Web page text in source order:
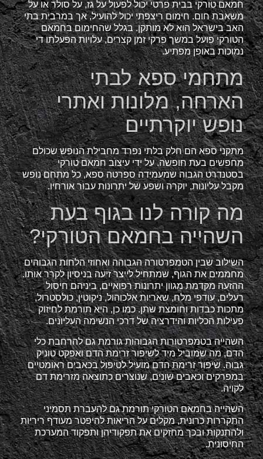
חמאם טורקי בבית פרטי יכול לפעול על גז, על סולר או על
משאבת חום. חימום ריצפתי יכול להועיל, אך במרבית בתי
האב בישראל הוא לא מותקן. בגלל שהחימום בחמאם
הטורקי פועל במשך פרקי זמן קצרים, עלויות הפעלתו די
נמוכות באופן מפתיע.
מתחמי ספא לבתי
הארחה, מלונות ואתרי
נופש יוקרתיים
מתקני ספא הם חלק בלתי נפרד מחבילת הנופש שכולם
מחפשים בעת חופשה. על ידי עיצוב חמאם טורקי
בסטנדרט הגבוה שמעמידה ספרטה ספא, כל מתחם נופש
מקבל עליונות, יוקרה ושפע של יתרונות עבור אורחיו.
מה קורה לנו בגוף בעת
השהייה בחמאם הטורקי?
השילוב שבין הטמפרטורה הגבוהה ואחוזי הלחות הגבוהים
מחממים את הגוף, שמתחיל לייצר זיעה בניסיון לקרר אותו.
ההזעה מקדמת מגוון יתרונות רפואיים, ביניהם חיסול
רעלים, עודפי מלח, שאריות אלכוהול, ניקוטין, כולסטרול,
מתכות כבדות וחומצת שתן. כמו כן, היא תורמת לחיזוק
פעילות הכליות והידרציה של דרכי הנשימה העליונים.
השהייה בטמפרטורות הגבוהות גורמת גם להרחבת כלי
הדם, מה שמוביל מיד לשיפור זרימת הדם ואפקט טוניק
גבוה. שיפור זרימת הדם מועיל לטיפול בכאבים ראומטיים
במפרקים וכאבים שונים, שנוצרים כתוצאה מזרימת דם
לקויה.
השהייה בחמאם הטורקי תורמת גם להעברת תסמיני
התקררות כרונית, מקלים על הריאות להיפטר מעודף ריריות
ולהתנקות ובכך מחזקים את תפקודיהן ותפקוד המערכת
החיסונית.